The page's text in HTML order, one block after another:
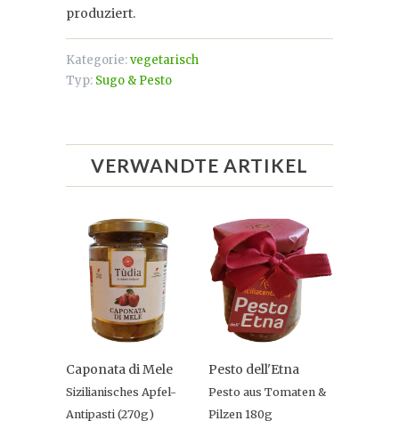
produziert.
Kategorie:vegetarisch
Typ: Sugo & Pesto
VERWANDTE ARTIKEL
Caponata di Mele
Sizilianisches Apfel-
Antipasti (270g)
Pesto dell'Etna
Pesto aus Tomaten &
Pilzen 180g